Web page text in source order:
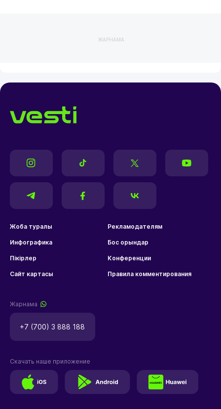
ЖАРНАМА
Жоба туралы Рекламодателям
Инфографика Бос орындар
Пікірлер Конференции
Сайт картасы Правила комментирования
Жарнама
+7 (700) 3 888 188
Скачать наше приложение